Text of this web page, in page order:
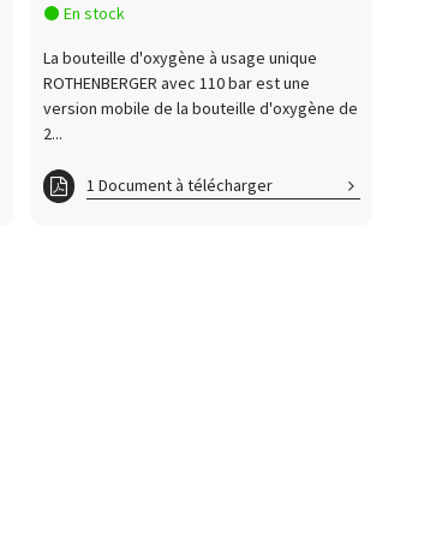
En stock
La bouteille d'oxygène à usage unique
ROTHENBERGER avec 110 bar est une
version mobile de la bouteille d'oxygène de
2...
1 Document à télécharger